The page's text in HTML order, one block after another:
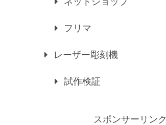
フリマ
レーザー彫刻機
試作検証
スポンサーリンク